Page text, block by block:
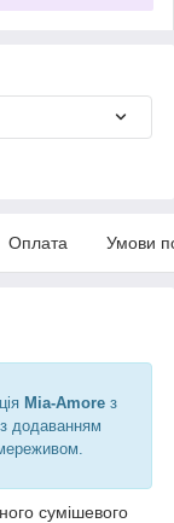
Оплата Умови
Mia-Amore з
додаванням
сумішевого